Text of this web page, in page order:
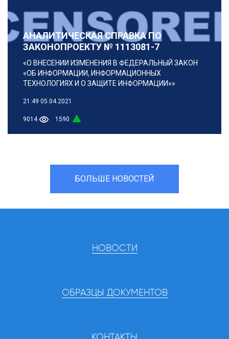
АНАЛИТИЧЕСКАЯ СПРАВКА ПО
ЗАКОНОПРОЕКТУ № 1113081-7
«О ВНЕСЕНИИ ИЗМЕНЕНИЯ В ФЕДЕРАЛЬНЫЙ ЗАКОН
«ОБ ИНФОРМАЦИИ, ИНФОРМАЦИОННЫХ
ТЕХНОЛОГИЯХ И О ЗАЩИТЕ ИНФОРМАЦИИ»»
21:49 05.04.2021
9014 1590
БОЛЬШЕ НОВОСТЕЙ
НОВОСТИ
ОБРАЗЦЫ ДОКУМЕНТОВ